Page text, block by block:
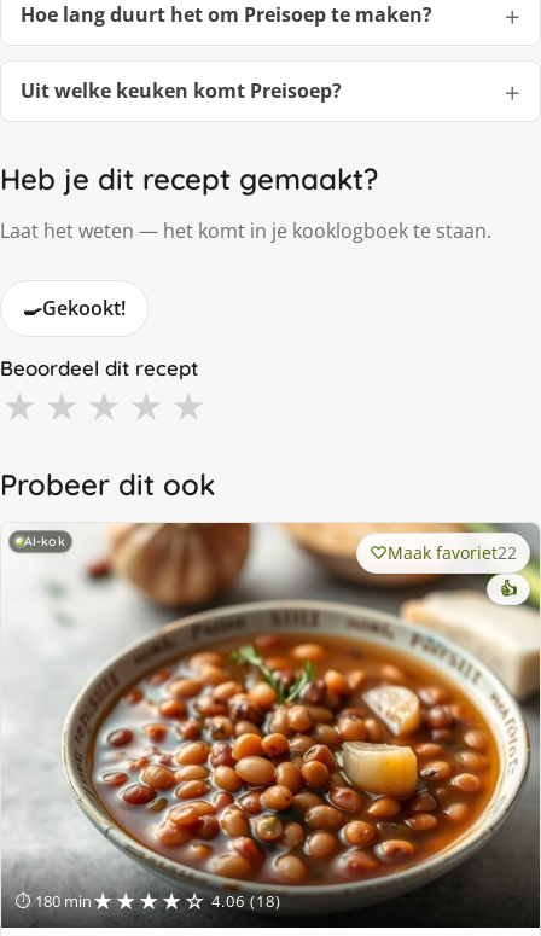
Hoe lang duurt het om Preisoep te maken?
Uit welke keuken komt Preisoep?
Heb je dit recept gemaakt?
Laat het weten — het komt in je kooklogboek te staan.
🍳Gekookt!
Beoordeel dit recept
★ ★ ★ ★ ★
Probeer dit ook
AI-kok
⏱ 180 min★★★★☆ 4.06 (18)
Maak favoriet22
👍